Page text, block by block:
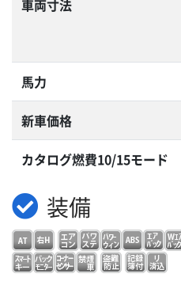
車両寸法
馬力
新車価格
カタログ燃費10/15モード
装備